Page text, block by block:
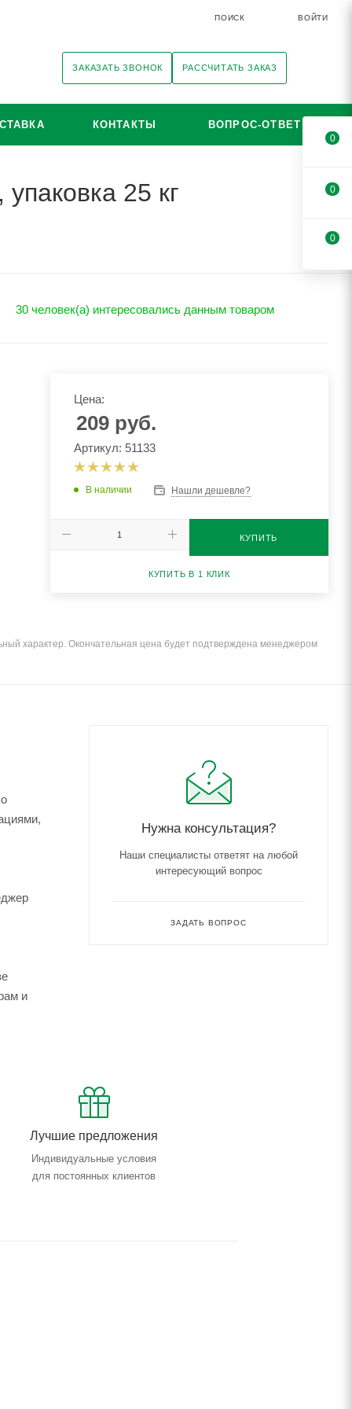
ПОИСК ВОЙТИ
ЗАКАЗАТЬ ЗВОНОК РАССЧИТАТЬ ЗАКАЗ
КОНТАКТЫ ВОПРОС-ОТВЕТ
25 кг
30 человек(а) интересовались данным товаром
Цена:
209руб.
Артикул: 51133
В наличии Нашли дешевле?
КУПИТЬ
КУПИТЬ В 1 КЛИК
характер. Окончательная цена будет подтверждена менеджером
и
Лучшие предложения
Индивидуальные условия
для постоянных клиентов
Нужна консультация?
Наши специалисты ответят на любой
интересующий вопрос
ЗАДАТЬ ВОПРОС
0
0
0